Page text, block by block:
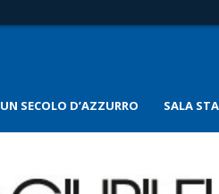
UN SECOLO D’AZZURRO SALA